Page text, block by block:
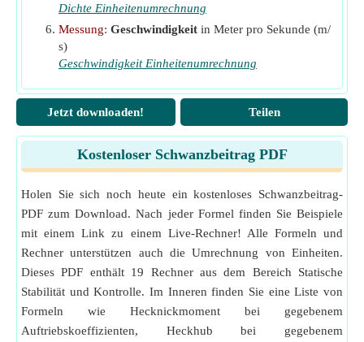
Dichte Einheitenumrechnung
Messung: Geschwindigkeit in Meter pro Sekunde (m/
s)
Geschwindigkeit Einheitenumrechnung
Jetzt downloaden! Teilen
Kostenloser Schwanzbeitrag PDF
Holen Sie sich noch heute ein kostenloses Schwanzbeitrag-
PDF zum Download. Nach jeder Formel finden Sie Beispiele
mit einem Link zu einem Live-Rechner! Alle Formeln und
Rechner unterstützen auch die Umrechnung von Einheiten.
Dieses PDF enthält 19 Rechner aus dem Bereich Statische
Stabilität und Kontrolle. Im Inneren finden Sie eine Liste von
Formeln wie Hecknickmoment bei gegebenem
Auftriebskoeffizienten, Heckhub bei gegebenem